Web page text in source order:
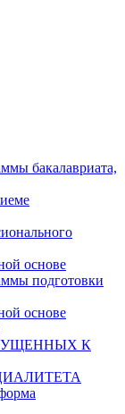
бакалавриата,
основе
подготовки
основе
К